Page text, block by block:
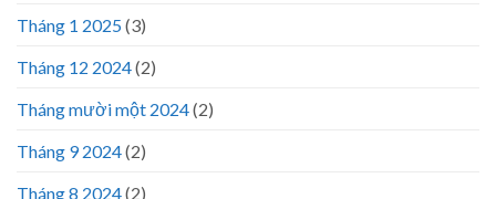
Tháng 1 2025(3)
Tháng 12 2024(2)
Tháng mười một 2024(2)
Tháng 9 2024(2)
Tháng 8 2024(2)